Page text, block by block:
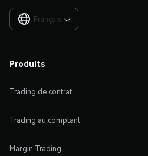
Français 
Produits
Trading de contrat
Trading au comptant
Margin Trading